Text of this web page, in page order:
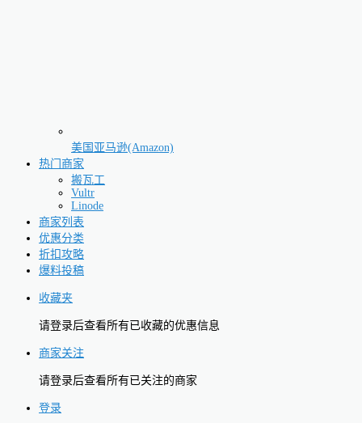
美国亚马逊(Amazon)
热门商家
搬瓦工
Vultr
Linode
商家列表
优惠分类
折扣攻略
爆料投稿
收藏夹
请登录后查看所有已收藏的优惠信息
商家关注
请登录后查看所有已关注的商家
登录